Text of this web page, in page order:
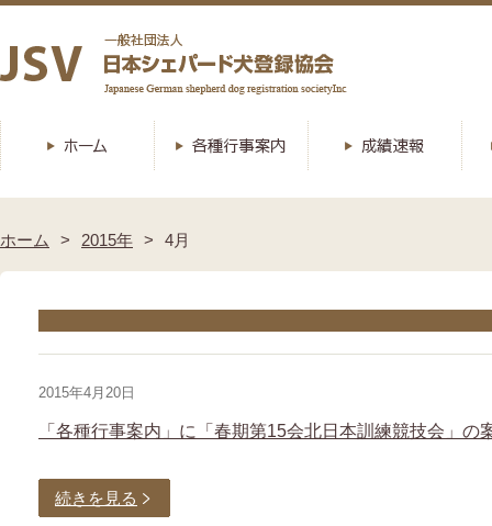
ホーム 2015年 4月
2015年4月20日
「各種行事案内」に「春期第15会北日本訓練競技会」の
続きを見る